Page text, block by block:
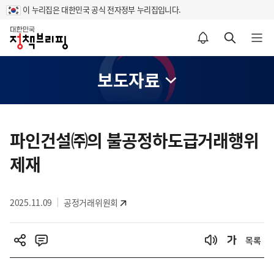
이 누리집은 대한민국 공식 전자정부 누리집입니다.
홈
알림설정 바로가기 검색 바로가기 메뉴 열기
보도자료
텐
츠
영
파인건설㈜의 불공정하도급거래행위
제재
2025.11.09 공정거래위원회
목록